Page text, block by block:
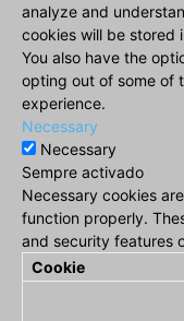
analyze and
cookies will be stored
You also have the
opting out of some of
experience.
Necessary
Necessary
Sempre activado
Necessary cookies
function properly.
and security features
Cookie